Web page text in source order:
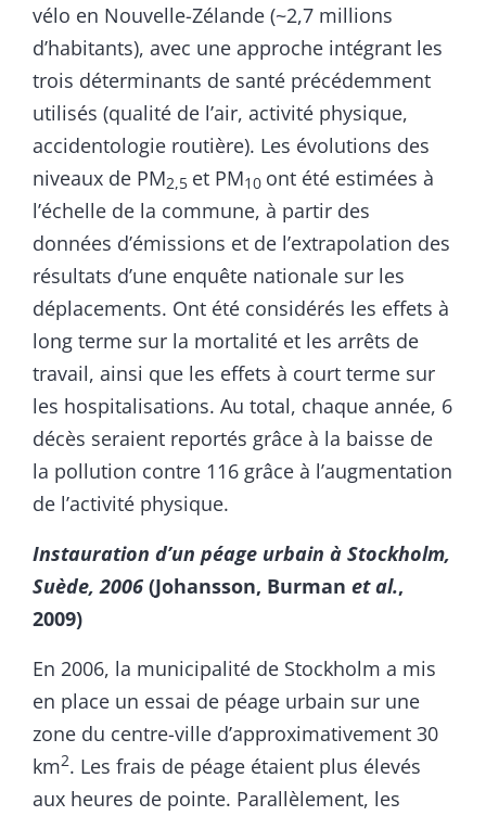
vélo en Nouvelle-Zélande (~2,7 millions
d’habitants), avec une approche intégrant les
trois déterminants de santé précédemment
utilisés (qualité de l’air, activité physique,
accidentologie routière). Les évolutions des
niveaux de PM2,5 et PM10 ont été estimées à
l’échelle de la commune, à partir des
données d’émissions et de l’extrapolation des
résultats d’une enquête nationale sur les
déplacements. Ont été considérés les effets à
long terme sur la mortalité et les arrêts de
travail, ainsi que les effets à court terme sur
les hospitalisations. Au total, chaque année, 6
décès seraient reportés grâce à la baisse de
la pollution contre 116 grâce à l’augmentation
de l’activité physique.
Instauration d’un péage urbain à Stockholm,
Suède, 2006 (Johansson, Burman et al.,
2009)
En 2006, la municipalité de Stockholm a mis
en place un essai de péage urbain sur une
zone du centre-ville d’approximativement 30
km2. Les frais de péage étaient plus élevés
aux heures de pointe. Parallèlement, les